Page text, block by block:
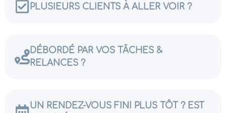
PLUSIEURS CLIENTS À ALLER VOIR ?​
DÉBORDÉ PAR VOS TÂCHES &
RELANCES ?​
UN RENDEZ-VOUS FINI PLUS TÔT ? EST